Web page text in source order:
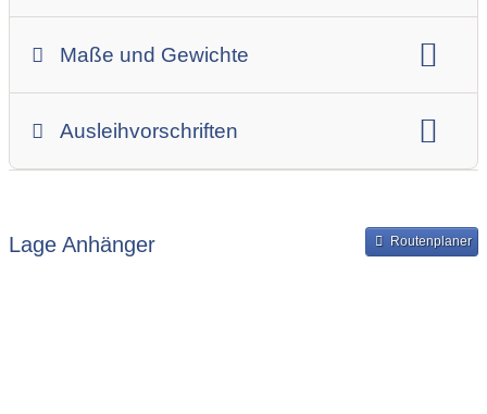
Maße und Gewichte
Ausleihvorschriften
Bereitstellung und Rückgabe des Anhängers
Lage Anhänger Routenplaner